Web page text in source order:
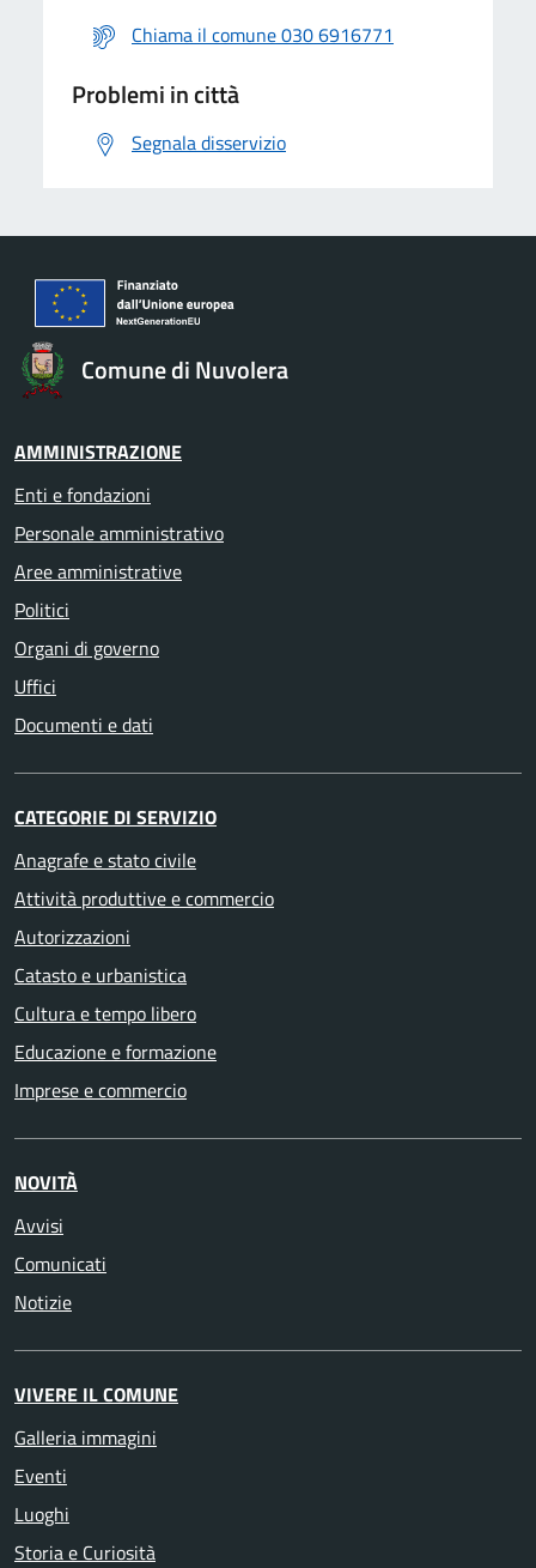
Chiama il comune 030 6916771
Problemi in città
Segnala disservizio
Comune di Nuvolera
AMMINISTRAZIONE
Enti e fondazioni
Personale amministrativo
Aree amministrative
Politici
Organi di governo
Uffici
Documenti e dati
CATEGORIE DI SERVIZIO
Anagrafe e stato civile
Attività produttive e commercio
Autorizzazioni
Catasto e urbanistica
Cultura e tempo libero
Educazione e formazione
Imprese e commercio
NOVITÀ
Avvisi
Comunicati
Notizie
VIVERE IL COMUNE
Galleria immagini
Eventi
Luoghi
Storia e Curiosità